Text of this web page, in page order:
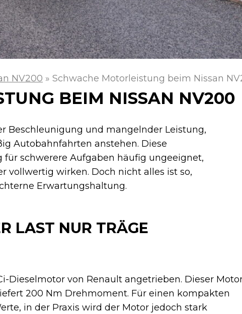
NV200 » Schwache Motorleistung beim Nissan
BEIM NISSAN NV200
Beschleunigung und mangelnder Leistung,
Autobahnfahrten anstehen. Diese
schwerere Aufgaben häufig ungeeignet,
vollwertig wirken. Doch nicht alles ist so,
Erwartungshaltung.
LAST NUR TRÄGE
Dieselmotor von Renault angetrieben. Dieser
200 Nm Drehmoment. Für einen kompakten
in der Praxis wird der Motor jedoch stark